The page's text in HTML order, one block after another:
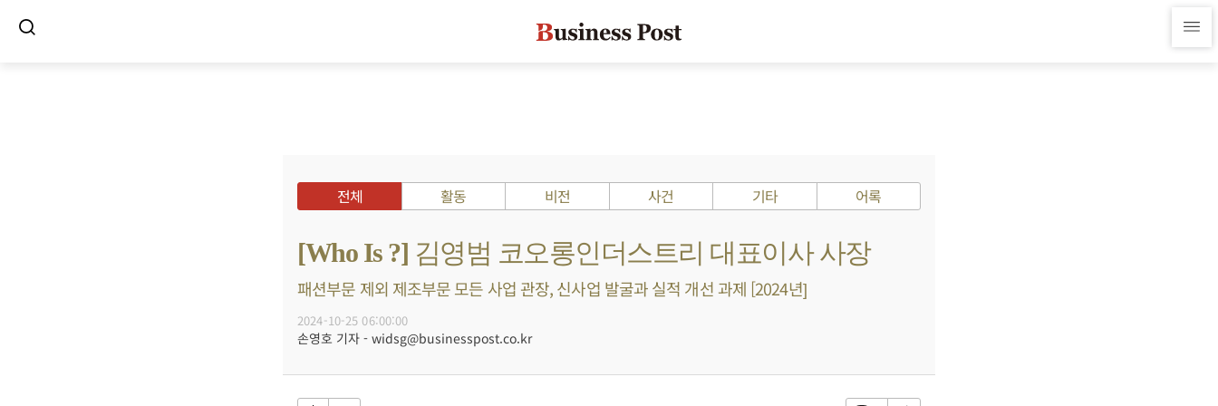
전체 활동 비전 사건 기타 어록
[Who Is ?] 김영범 코오롱인더스트리 대표이사 사장
패션부문 제외 제조부문 모든 사업 관장, 신사업 발굴과 실적 개선 과제 [2024년]
2024-10-25 06:00:00
손영호 기자 - widsg@businesspost.co.kr